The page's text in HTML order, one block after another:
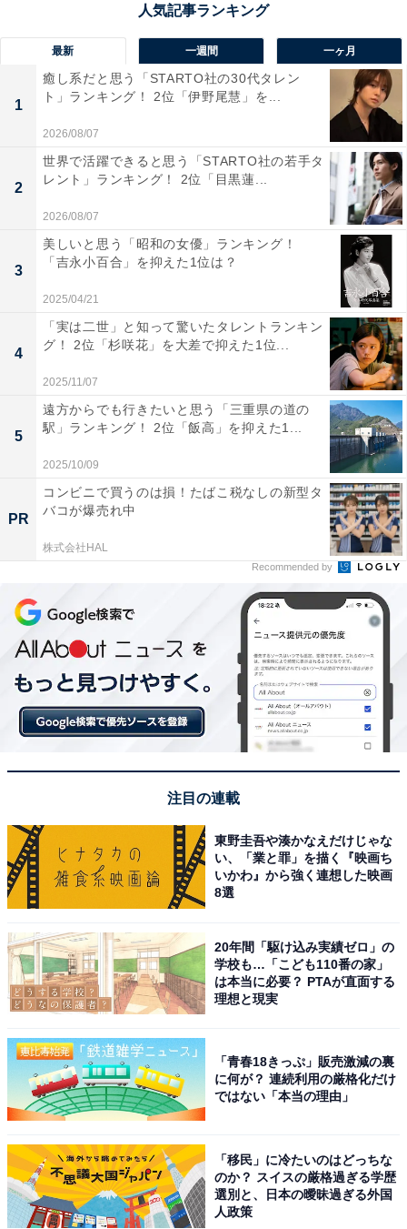
県）などのコメントがありました。
1位：近江町市場（金沢市）／111票
1位は「近江町市場（金沢市）」でした。約170の店が軒
を連ねている老舗市場。地元の人々の食生活を支える存
在でありながら、観光地としても大人気です。新鮮な海
産物や加賀野菜など石川の味覚が集まり、その場で食べ
られる飲食店も多数あります。
回答者のコメントを見ると「兼六園や金沢城など金沢観
光の一つとして立ち寄りたいから」（50代男性／東京
都）、「新鮮な海産物、加賀野菜、地元グルメが揃って
いるイメージがあるから」（40代男性／福岡県）、「市
場内にはその場で食べられる海鮮丼や寿司店も多く、買
い物と食事の両方を楽しめるのが大きな魅力」（40代男
性／大阪府）といった声がありました。
次ページ
9位までの全ランキング結果を見
こちらもおすすめ
最新 一週間 一ヶ月
1
癒し系だと思う「STARTO社の30代タレン
ト」ランキング！ 2位「伊野尾慧」を...
2026/08/07
2
世界で活躍できると思う「STARTO社の若手タ
レント」ランキング！ 2位「目黒蓮...
2026/08/07
3
美しいと思う「昭和の女優」ランキング！
「吉永小百合」を抑えた1位は？
2025/04/21
4
「実は二世」と知って驚いたタレントランキン
グ！ 2位「杉咲花」を大差で抑えた1位...
2025/11/07
5
遠方からでも行きたいと思う「三重県の道の
駅」ランキング！ 2位「飯高」を抑えた1...
2025/10/09
PR
コンビニで買うのは損！たばこ税なしの新型タ
バコが爆売れ中
株式会社HAL
Recommended by
注目の連載
東野圭吾や湊かなえだけじゃな
い、「業と罪」を描く『映画ち
いかわ』から強く連想した映画
8選
20年間「駆け込み実績ゼロ」の
学校も…「こども110番の家」
は本当に必要？ PTAが直面する
理想と現実
「青春18きっぷ」販売激減の裏
に何が？ 連続利用の厳格化だけ
ではない「本当の理由」
「移民」に冷たいのはどっちな
のか？ スイスの厳格過ぎる学歴
選別と、日本の曖昧過ぎる外国
人政策